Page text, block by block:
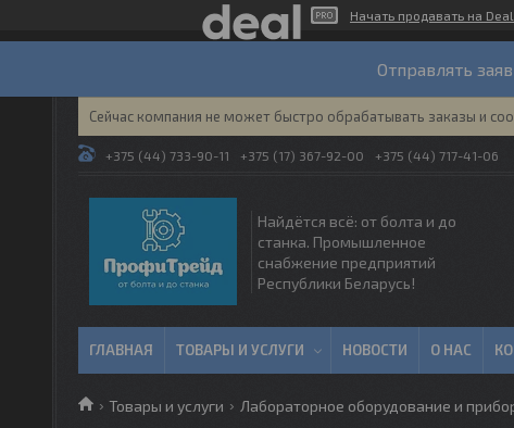
Начать продавать на
Отправлять
Сейчас компания не может быстро обрабатывать заказы и
+375 (44) 733-90-11 +375 (17) 367-92-00 +375 (44) 717-41-06
Найдётся всё: от болта и до
станка. Промышленное
снабжение предприятий
Республики Беларусь!
ГЛАВНАЯ ТОВАРЫ И УСЛУГИ НОВОСТИ О НАС
Товары и услуги Лабораторное оборудование и